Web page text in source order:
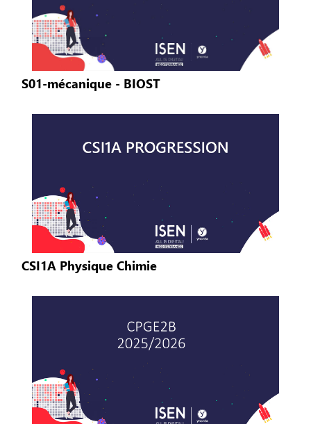
S01-mécanique - BIOST
CSI1A Physique Chimie